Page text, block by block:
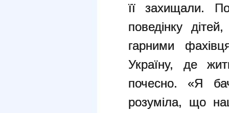
її захищали.
поведінку
гарними
Україну, де
почесно. «Я
розуміла, що